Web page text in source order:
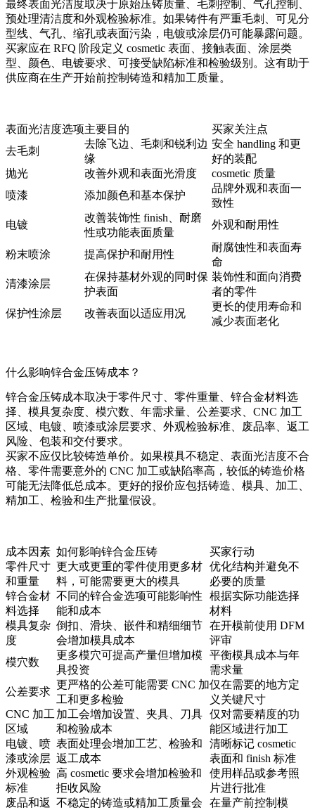
最终表面光洁度取决于原始压铸质量、毛刺控制、气孔控制、
预处理清洁度和外观检验标准。如果铸件有严重毛刺、可见分
型线、气孔、缩孔或表面污染，电镀或涂层仍可能暴露问题。
买家应在 RFQ 阶段定义 cosmetic 表面、接触表面、涂层类
型、颜色、电镀要求、可接受缺陷标准和检验级别。这有助于
供应商在生产开始前控制铸造和精加工质量。
表面光洁度选项主要目的
买家关注点
去毛刺
去除飞边、毛刺和锐利边
缘
安全 handling 和更
好的装配
抛光
改善外观和表面光滑度
cosmetic 质量
喷漆
添加颜色和基本保护
品牌外观和表面一
致性
电镀
改善装饰性 finish、耐磨
性或功能表面质量
外观和耐用性
粉末喷涂 提高保护和耐用性
耐腐蚀性和表面寿
命
清漆涂层
在保持基材外观的同时保
护表面
装饰性和面向消费
者的零件
保护性涂层
改善表面以适应用况
更长的使用寿命和
减少表面老化
什么影响锌合金压铸成本？
锌合金压铸成本取决于零件尺寸、零件重量、锌合金材料选
择、模具复杂度、模穴数、年需求量、公差要求、CNC 加工
区域、电镀、喷漆或涂层要求、外观检验标准、废品率、返工
风险、包装和交付要求。
买家不应仅比较铸造单价。如果模具不稳定、表面光洁度不合
格、零件需要意外的 CNC 加工或缺陷率高，较低的铸造价格
可能无法降低总成本。更好的报价应包括铸造、模具、加工、
精加工、检验和生产批量假设。
成本因素 如何影响锌合金压铸
买家行动
零件尺寸
和重量
更大或更重的零件使用更多材
料，可能需要更大的模具
优化结构并避免不
必要的质量
锌合金材
料选择
不同的锌合金选项可能影响性
能和成本
根据实际功能选择
材料
模具复杂
度
倒扣、滑块、嵌件和精细细节
会增加模具成本
在开模前使用 DFM
评审
模穴数
更多模穴可提高产量但增加模
具投资
平衡模具成本与年
需求量
公差要求
更严格的公差可能需要 CNC 加
工和更多检验
仅在需要的地方定
义关键尺寸
CNC 加工
区域
加工会增加设置、夹具、刀具
和检验成本
仅对需要精度的功
能区域进行加工
电镀、喷
漆或涂层
表面处理会增加工艺、检验和
返工成本
清晰标记 cosmetic
表面和 finish 标准
外观检验
标准
高 cosmetic 要求会增加检验和
拒收风险
使用样品或参考照
片进行批准
废品和返 不稳定的铸造或精加工质量会
在量产前控制模